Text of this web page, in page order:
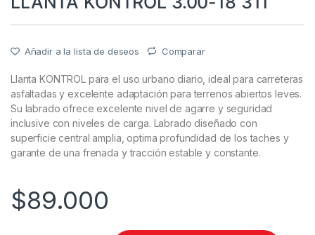
Añadir a la lista de deseos Comparar
Llanta KONTROL para el uso urbano diario, ideal para carreteras
asfaltadas y excelente adaptación para terrenos abiertos leves.
Su labrado ofrece excelente nivel de agarre y seguridad
inclusive con niveles de carga. Labrado diseñado con
superficie central amplia, optima profundidad de los taches y
garante de una frenada y tracción estable y constante.
$89.000